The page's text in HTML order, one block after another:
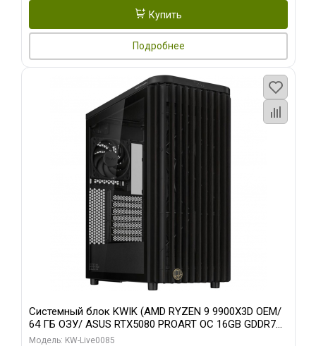
Купить
Подробнее
Системный блок KWIK (AMD RYZEN 9 9900X3D OEM/
64 ГБ ОЗУ/ ASUS RTX5080 PROART OC 16GB GDDR7
256bit Type-C DP 2/ 960 ГБ SSD)
Модель: KW-Live0085